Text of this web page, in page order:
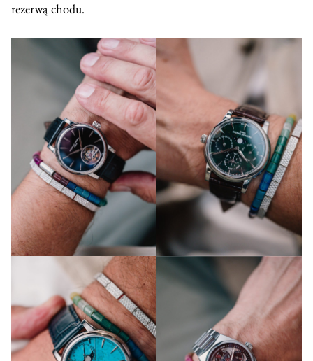
rezerwą chodu.